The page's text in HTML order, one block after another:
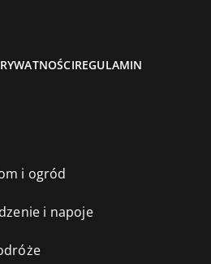
REGULAMIN
i ogród
i napoje